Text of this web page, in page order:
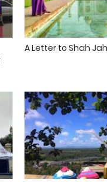
A Letter to Shah